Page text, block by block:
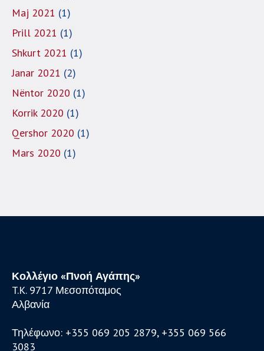
Maj 2021 (1)
Prill 2021 (1)
Shkurt 2021 (1)
Janar 2021 (2)
Nëntor 2020 (1)
Korrik 2020 (1)
Qershor 2020 (1)
Mars 2020 (1)
Κολλέγιο «Πνοή Αγάπης»
T.K. 9717 Μεσοπόταμος
Αλβανία
Τηλέφωνο: +355 069 205 2879, +355 069 566
3083